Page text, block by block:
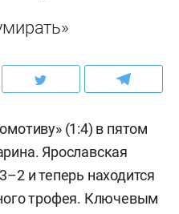
(1:4) в пятом
Ярославская
и теперь находится
трофея. Ключевым